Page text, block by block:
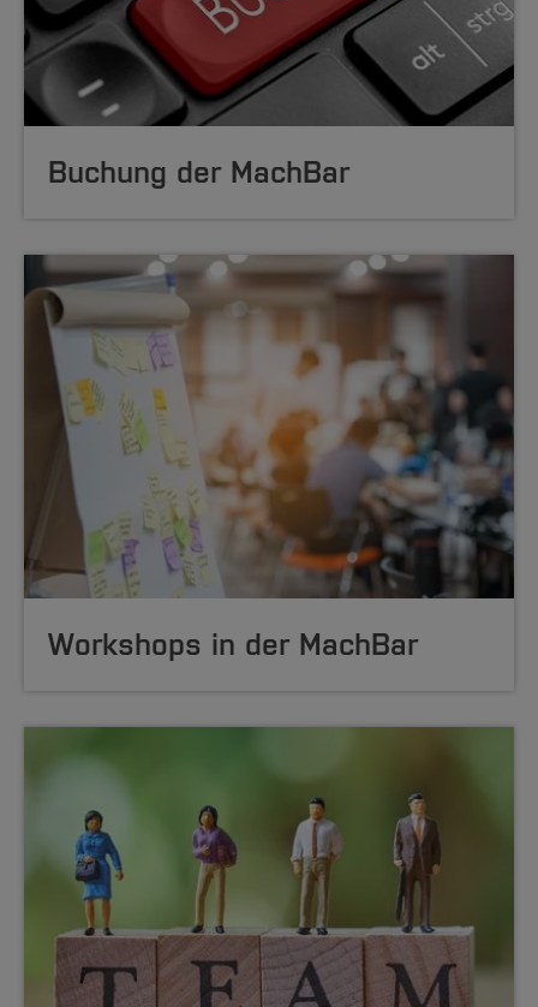
Buchung der MachBar
Workshops in der MachBar